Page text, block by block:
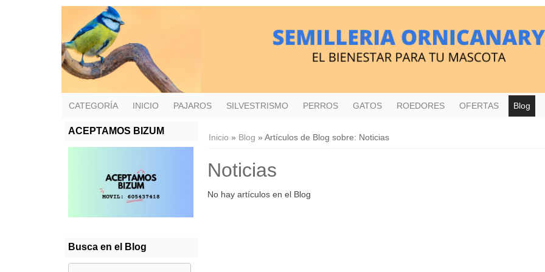
CATEGORÍA INICIO PAJAROS SILVESTRISMO PERROS GATOS ROEDORES OFERTAS Blog
ACEPTAMOS BIZUM
Busca en el Blog
Inicio » Blog » Artículos de Blog sobre: Noticias
Noticias
No hay artículos en el Blog